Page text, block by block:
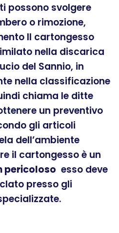
possono svolgere
o rimozione,
Il cartongesso
nella discarica
del Sannio, in
nella classificazione
chiama le ditte
un preventivo
gli articoli
dell’ambiente
il cartongesso è un
pericoloso esso deve
presso gli